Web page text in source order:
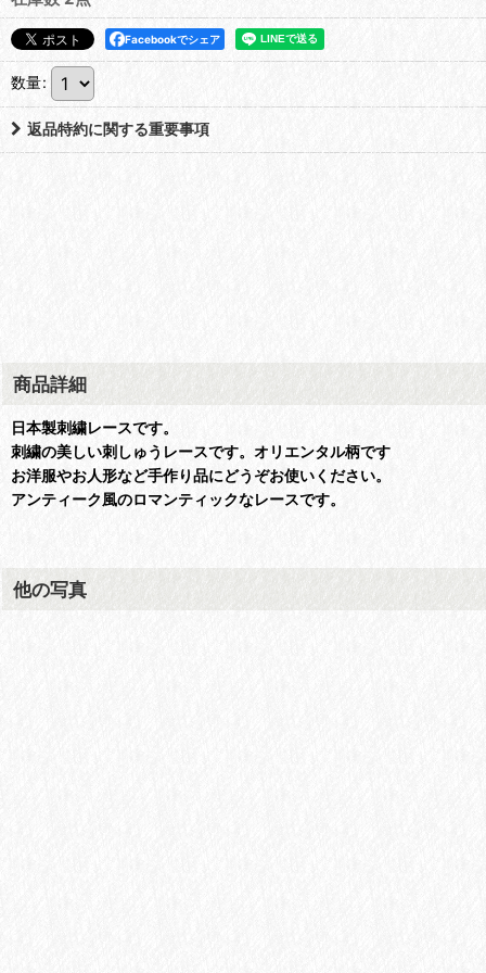
Facebookでシェア
数量:
返品特約に関する重要事項
商品詳細
日本製刺繍レースです。
刺繍の美しい刺しゅうレースです。オリエンタル柄です
お洋服やお人形など手作り品にどうぞお使いください。
アンティーク風のロマンティックなレースです。
他の写真